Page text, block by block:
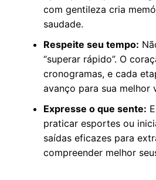
com gentileza cria
saudade.
Respeite seu tempo:
“superar rápido”. O
cronogramas, e cada
avanço para sua melhor
Expresse o que sente:
praticar esportes ou
saídas eficazes para
compreender melhor